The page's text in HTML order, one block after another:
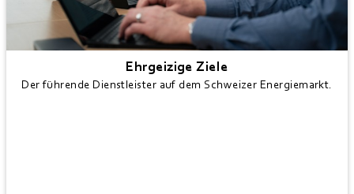
Ehrgeizige Ziele
Der führende Dienstleister auf dem Schweizer Energiemarkt.